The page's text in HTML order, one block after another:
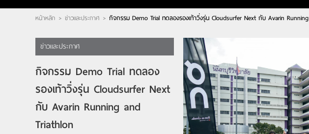
หน้าหลัก
แบรนด์
ตัวแทนจำหน่าย
เกี่ยวกับเรา
หน้าหลัก > ข่าวและประกาศ > กิจกรรม Demo Trial ทดลองรองเท้าวิ่งรุ่น Cloudsurfer Next กับ Avarin
ข่าวและประกาศ
กิจกรรม Demo Trial ทดลอง
รองเท้าวิ่งรุ่น Cloudsurfer Next
กับ Avarin Running and
Triathlon